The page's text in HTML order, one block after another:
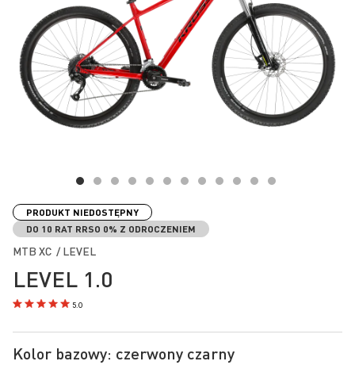
na
początek
LEVEL 1.0
5.0
PRODUKT NIEDOSTĘPNY
DO 10 RAT RRSO 0% Z ODROCZENIEM
MTB XC / LEVEL
Kolor bazowy: czerwony czarny